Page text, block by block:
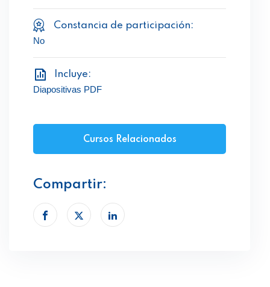
Constancia de participación:
No
Incluye:
Diapositivas PDF
Cursos Relacionados
Compartir: